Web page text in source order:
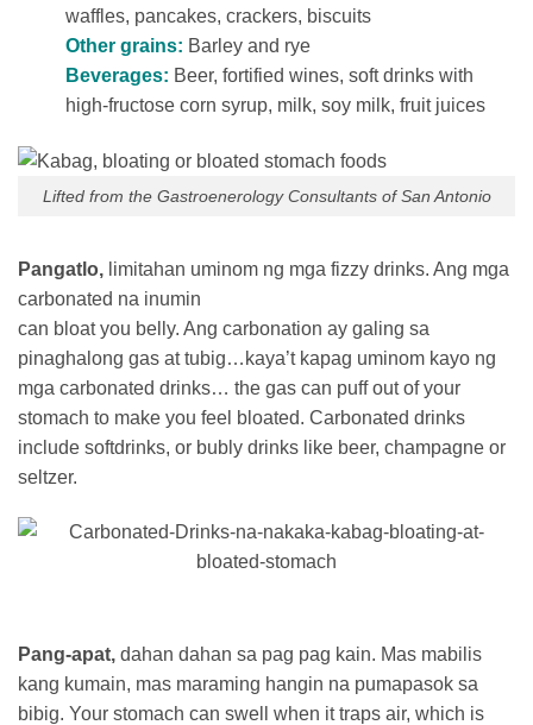
waffles, pancakes, crackers, biscuits
Other grains: Barley and rye
Beverages: Beer, fortified wines, soft drinks with
high-fructose corn syrup, milk, soy milk, fruit juices
Lifted from the Gastroenerology Consultants of San Antonio
Pangatlo, limitahan uminom ng mga fizzy drinks. Ang mga
carbonated na inumin
can bloat you belly. Ang carbonation ay galing sa
pinaghalong gas at tubig…kaya’t kapag uminom kayo ng
mga carbonated drinks… the gas can puff out of your
stomach to make you feel bloated. Carbonated drinks
include softdrinks, or bubly drinks like beer, champagne or
seltzer.
Pang-apat, dahan dahan sa pag pag kain. Mas mabilis
kang kumain, mas maraming hangin na pumapasok sa
bibig. Your stomach can swell when it traps air, which is